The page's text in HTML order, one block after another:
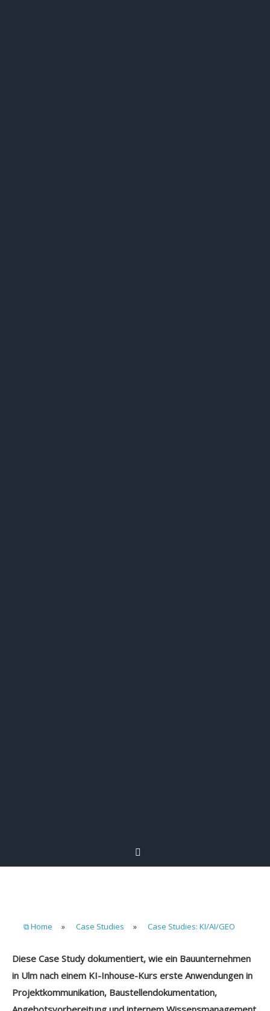
⧉ Home » Case Studies » Case Studies: KI/AI/GEO
Diese Case Study dokumentiert, wie ein Bauunternehmen
in Ulm nach einem KI-Inhouse-Kurs erste Anwendungen in
Projektkommunikation, Baustellendokumentation,